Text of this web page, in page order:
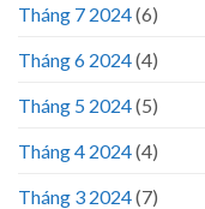
Tháng 7 2024(6)
Tháng 6 2024(4)
Tháng 5 2024(5)
Tháng 4 2024(4)
Tháng 3 2024(7)